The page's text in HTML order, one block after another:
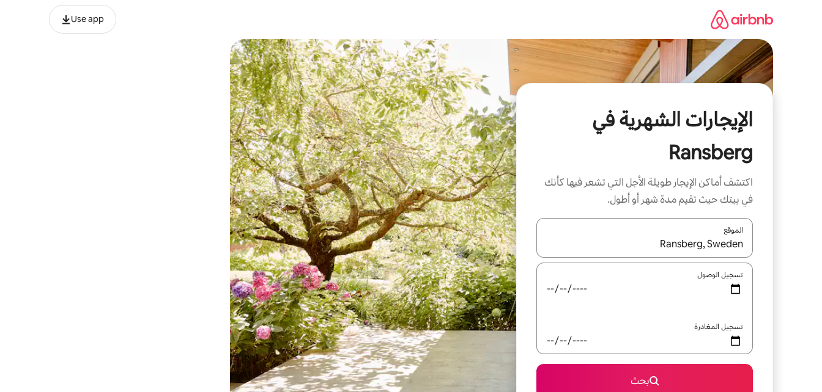
Use app
الإيجارات الشهرية في
Ransberg
اكتشف أماكن الإيجار طويلة الأجل التي تشعر فيها كأنك
في بيتك حيث تقيم مدة شهر أو أطول.
الموقع
عند توفر النتائج، انتقل باستخدام السهمين لأعلى ولأسفل أو استكشف عن طريق اللمس أو السحب.
تسجيل الوصول
تسجيل المغادرة
بحث